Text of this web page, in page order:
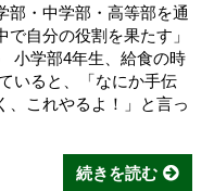
部・中学部・高等部を通
自分の役割を果たす」
小学部4年生、給食の時
いると、「なにか手伝
、これやるよ！」と言っ
続きを読む